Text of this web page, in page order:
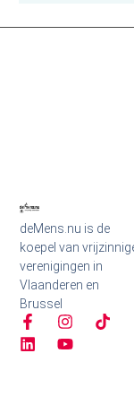
deMens.nu is de
koepel van
verenigingen in
Vlaanderen en
Brussel